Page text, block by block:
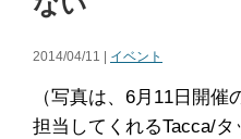
2014/04/11 | イベント
（写真は、6月11日開
担当してくれるTacca/